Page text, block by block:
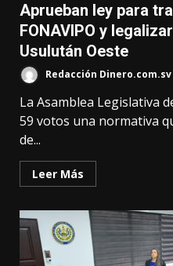
Aprueban ley para
FONAVIPO y
Usulután Oeste
Redacción Dinero.com.sv
La Asamblea Legislativa
59 votos una normativa
de...
Leer Más